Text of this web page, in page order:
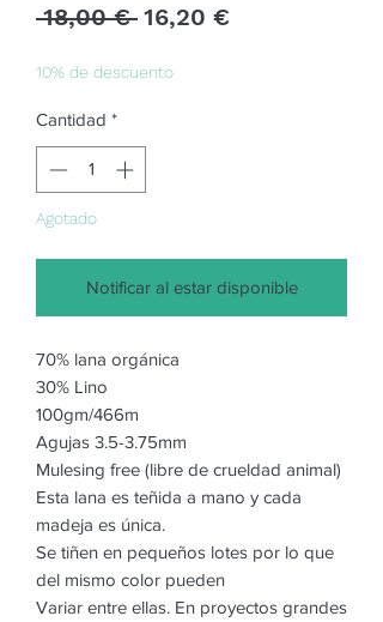
18,00 € Precio
16,20 €Precio
10% de descuento
Cantidad *
Agotado
Notificar al estar disponible
70% lana orgánica
30% Lino
100gm/466m
Agujas 3.5-3.75mm
Mulesing free (libre de crueldad animal)
Esta lana es teñida a mano y cada
madeja es única.
Se tiñen en pequeños lotes por lo que
del mismo color pueden
Variar entre ellas. En proyectos grandes